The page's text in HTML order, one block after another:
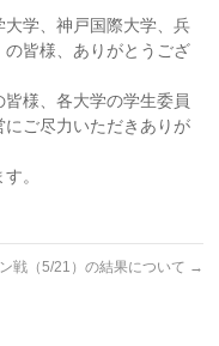
学、神戸国際大学、兵
皆様、ありがとうござ
様、各大学の学生委員
ご尽力いただきありが
。
戦（5/21）の結果について →